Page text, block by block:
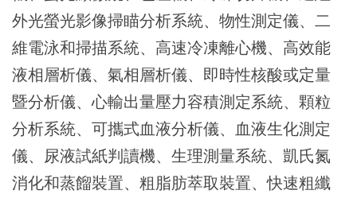
外光螢光影像掃瞄分析系統、物性測定儀、二
維電泳和掃描系統、高速冷凍離心機、高效能
液相層析儀、氣相層析儀、即時性核酸或定量
暨分析儀、心輸出量壓力容積測定系統、顆粒
分析系統、可攜式血液分析儀、血液生化測定
儀、尿液試紙判讀機、生理測量系統、凱氏氮
消化和蒸餾裝置、粗脂肪萃取裝置、快速粗纖